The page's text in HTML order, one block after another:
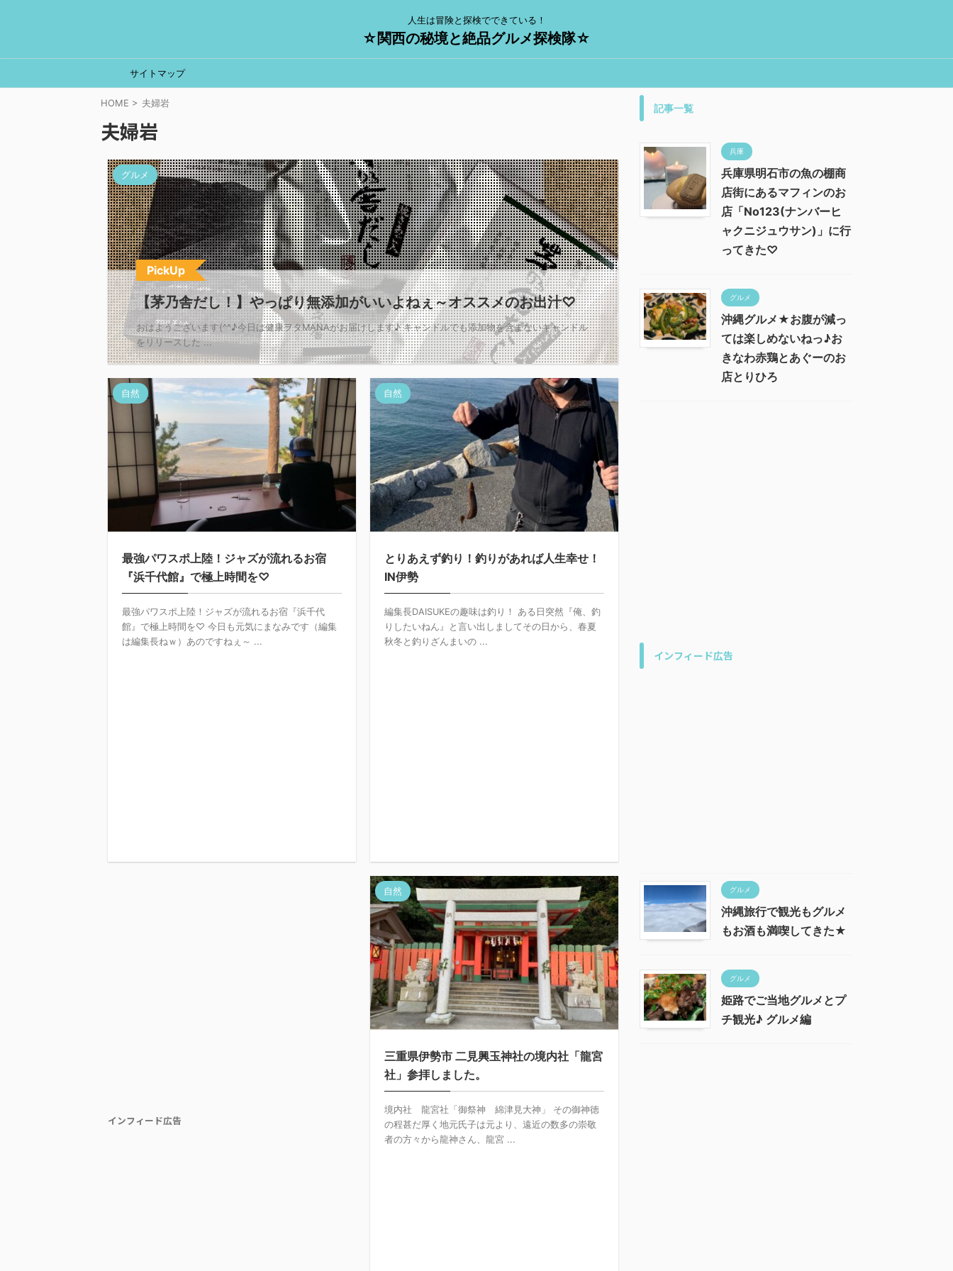
人生は冒険と探検でできている！
☆関西の秘境と絶品グルメ探検隊☆
サイトマップ
HOME > 夫婦岩
夫婦岩
グルメ
PickUp
【茅乃舎だし！】やっぱり無添加がいいよねぇ～オススメのお出汁♡
おはようございます(^^♪今日は健康ヲタMANAがお届けします♪ キャンドルでも添加物を含まないキャンドル
をリリースした ...
自然
最強パワスポ上陸！ジャズが流れるお宿
『浜千代館』で極上時間を♡
最強パワスポ上陸！ジャズが流れるお宿『浜千代
館』で極上時間を♡ 今日も元気にまなみです（編集
は編集長ねｗ）あのですねぇ～ ...
自然
とりあえず釣り！釣りがあれば人生幸せ！
IN伊勢
編集長DAISUKEの趣味は釣り！ ある日突然『俺、釣
りしたいねん』と言い出しましてその日から、春夏
秋冬と釣りざんまいの ...
インフィード広告
自然
三重県伊勢市 二見興玉神社の境内社「龍宮
社」参拝しました。
境内社 龍宮社「御祭神 綿津見大神」 その御神徳
の程甚だ厚く地元氏子は元より、遠近の数多の崇敬
者の方々から龍神さん、龍宮 ...
記事一覧
兵庫
兵庫県明石市の魚の棚商
店街にあるマフィンのお
店「No123(ナンバーヒ
ャクニジュウサン)」に行
ってきた♡
グルメ
沖縄グルメ★お腹が減っ
ては楽しめないねっ♪お
きなわ赤鶏とあぐーのお
店とりひろ
インフィード広告
グルメ
沖縄旅行で観光もグルメ
もお酒も満喫してきた★
グルメ
姫路でご当地グルメとプ
チ観光♪ グルメ編